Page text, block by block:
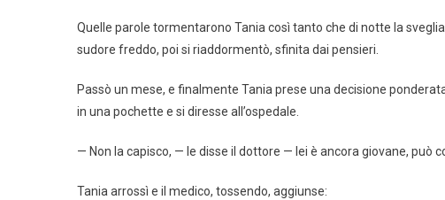
Quelle parole tormentarono Tania così tanto che di notte la
sudore freddo, poi si riaddormentò, sfinita dai pensieri.
Passò un mese, e finalmente Tania prese una decisione
in una pochette e si diresse all’ospedale.
— Non la capisco, — le disse il dottore — lei è ancora giovane, può
Tania arrossì e il medico, tossendo, aggiunse: